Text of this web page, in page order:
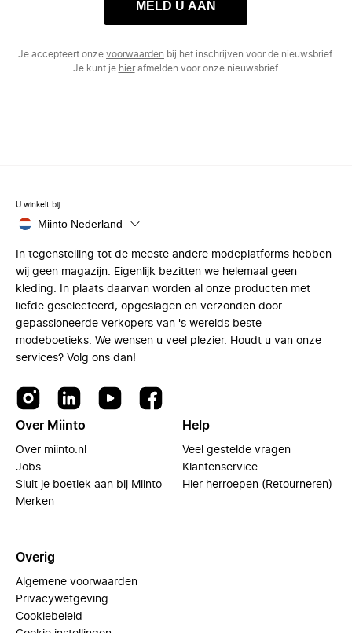
MELD U AAN
Je accepteert onze voorwaarden bij het inschrijven voor de nieuwsbrief.
Je kunt je hierafmelden voor onze nieuwsbrief.
U winkelt bij
Miinto Nederland
In tegenstelling tot de meeste andere modeplatforms hebben
wij geen magazijn. Eigenlijk bezitten we helemaal geen
kleding. In plaats daarvan worden al onze producten met
liefde geselecteerd, opgeslagen en verzonden door
gepassioneerde verkopers van 's werelds beste
modeboetieks. We wensen u veel plezier. Houdt u van onze
services? Volg ons dan!
Over Miinto
Over miinto.nl
Jobs
Sluit je boetiek aan bij Miinto
Merken
Help
Veel gestelde vragen
Klantenservice
Hier herroepen (Retourneren)
Overig
Algemene voorwaarden
Privacywetgeving
Cookiebeleid